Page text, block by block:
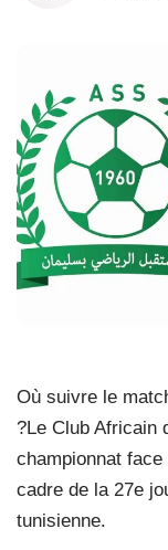
Où suivre le
?Le Club Africain
championnat
cadre de la 27e
tunisienne.